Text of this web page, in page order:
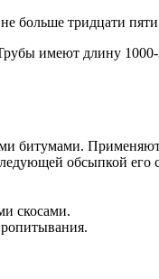
больше тридцати
имеют длину
битумами.
обсыпкой его
скосами.